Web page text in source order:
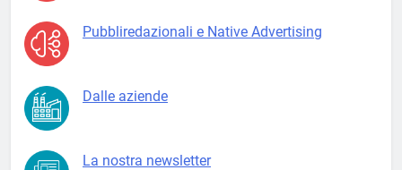
Pubbliredazionali e Native Advertising
Dalle aziende
La nostra newsletter